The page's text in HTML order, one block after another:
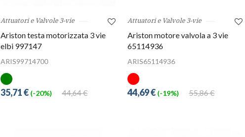
Attuatori e Valvole 3-vie
Ariston testa motorizzata 3 vie
elbi 997147
ARIS99714700
44,64 €
35,71 € (-20%)
Attuatori e Valvole 3-vie
Ariston motore valvola a 3 vie
65114936
ARIS65114936
55,86 €
44,69 € (-19%)